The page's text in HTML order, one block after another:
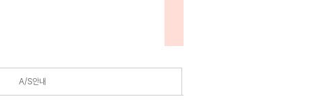
A/S안내